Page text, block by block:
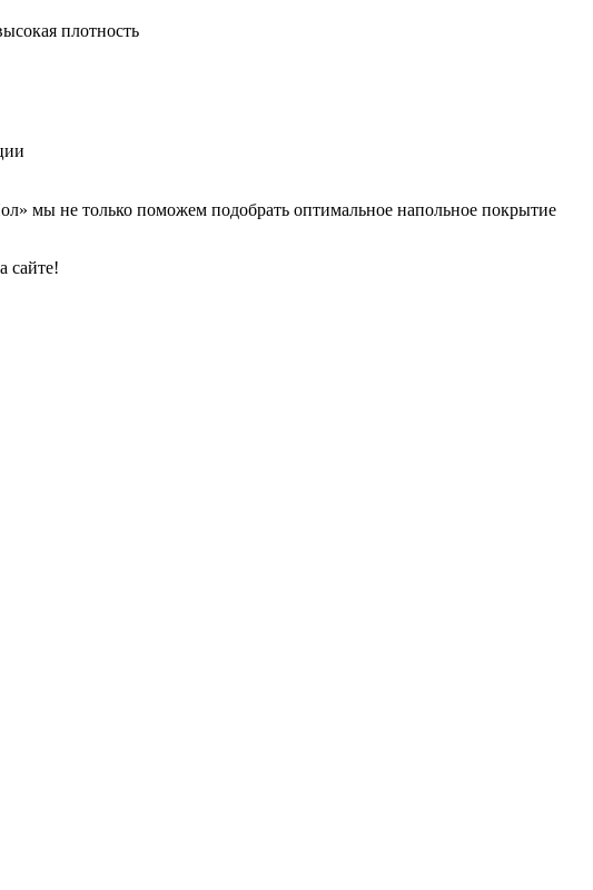
плотность
мы не только поможем подобрать оптимальное напольное покрытие
сайте!